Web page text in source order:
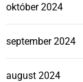
október 2024
september 2024
august 2024